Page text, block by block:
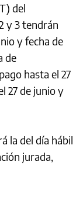
del
y 3 tendrán
y fecha de
de
hasta el 27
27 de junio y
la del día hábil
jurada,